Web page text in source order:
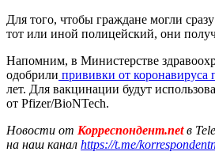
Для того, чтобы граждане могли
тот или иной полицейский, они
Напомним, в Министерстве
одобрили прививки от коронавируса
лет. Для вакцинации будут
от Pfizer/BioNTech.
Новости от Корреспондент.netв
на наш канал https://t.me/